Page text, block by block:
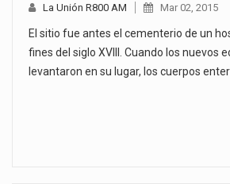
La Unión R800 AM Mar 02, 2015
El sitio fue antes el cementerio de un
fines del siglo XVIII. Cuando los nuevos
levantaron en su lugar, los cuerpos